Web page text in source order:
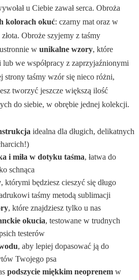
u Ciebie zawał serca. Obroża
kolorach okuć: czarny mat oraz w
Obroże szyjemy z taśmy
wunikalne wzory, które
lub we współpracy z zaprzyjaźnionymi
strony taśmy wzór się nieco różni,
tworzyć jeszcze większą ilość
do siebie, w obrębie jednej kolekcji.
idealna dla długich, delikatnych
i miła w dotyku taśma, łatwa do
schnąca
, którymi będziesz cieszyć się długo
taśmy metodą sublimacji
, które znajdziesz tylko u nas
okucia, testowane w trudnych
testerów
, aby lepiej dopasować ją do
Twojego psa
podszycie miękkim neoprenem w